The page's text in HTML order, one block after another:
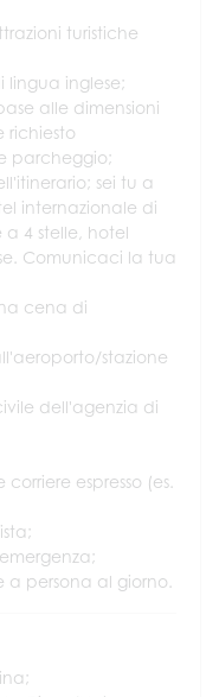
turistiche
lingua inglese;
alle dimensioni
richiesto
parcheggio;
sei tu a
internazionale di
a 4 stelle, hotel
Comunicaci la tua
cena di
stazione
dell'agenzia di
espresso (es.
persona al giorno.